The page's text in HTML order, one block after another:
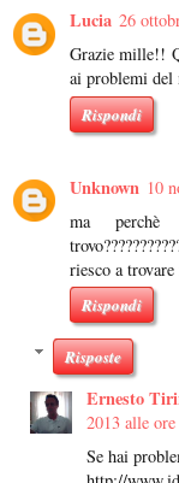
Lucia 26
Grazie mille!!
ai problemi
Rispondi
Unknown 10
ma
riesco a
Rispondi
Risposte
Ernesto
2013 alle
Se hai